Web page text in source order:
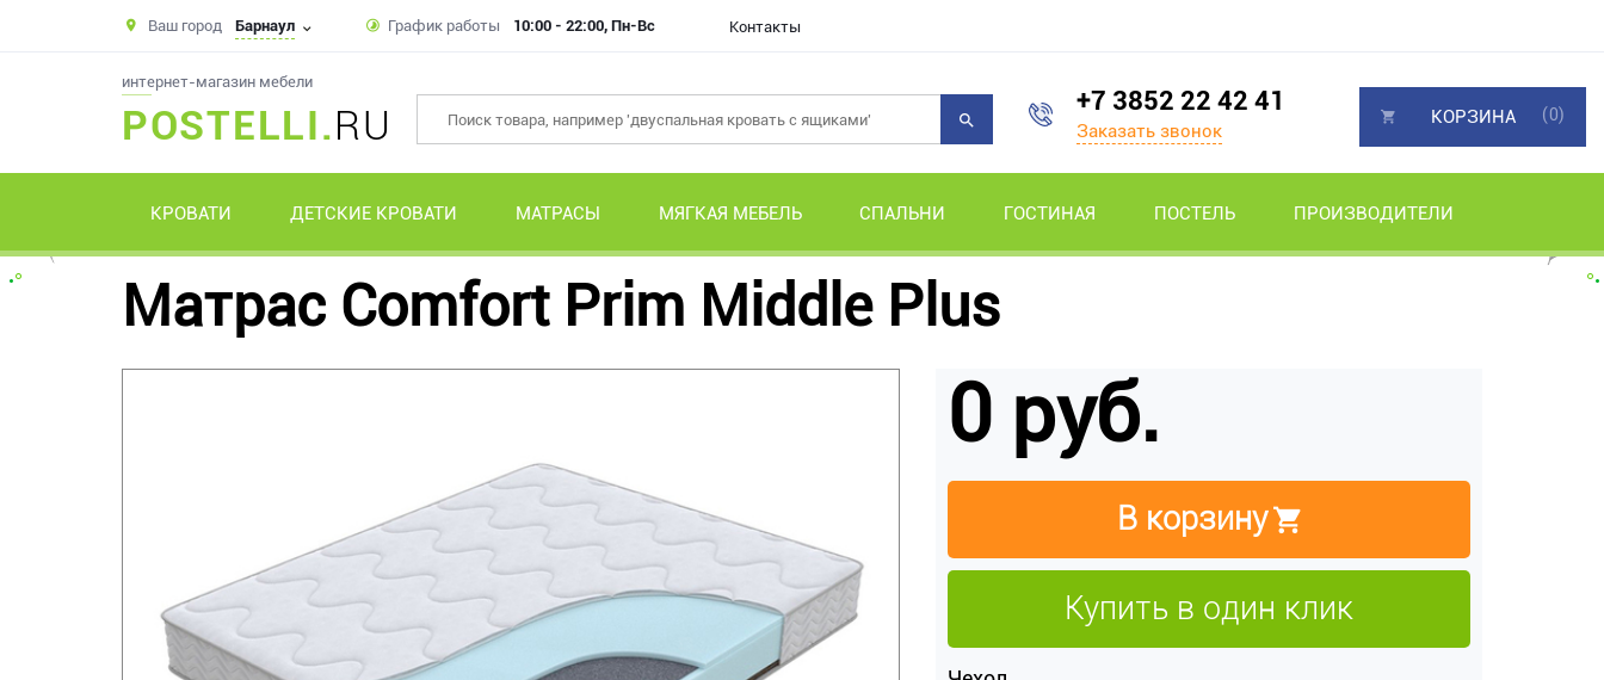
Ваш город Барнаул График работы 10:00 - 22:00, Пн-Вс Контакты
интернет-магазин мебели
POSTELLI.RU
+7 3852 22 42 41
Заказать звонок
КРОВАТИ ДЕТСКИЕ КРОВАТИ МАТРАСЫ МЯГКАЯ МЕБЕЛЬ СПАЛЬНИ ГОСТИНАЯ ПОСТЕЛЬ ПРОИЗВОДИТЕЛИ
КОРЗИНА (0)
Матрас Comfort Prim Middle Plus
0 руб.
В корзину
Купить в один клик